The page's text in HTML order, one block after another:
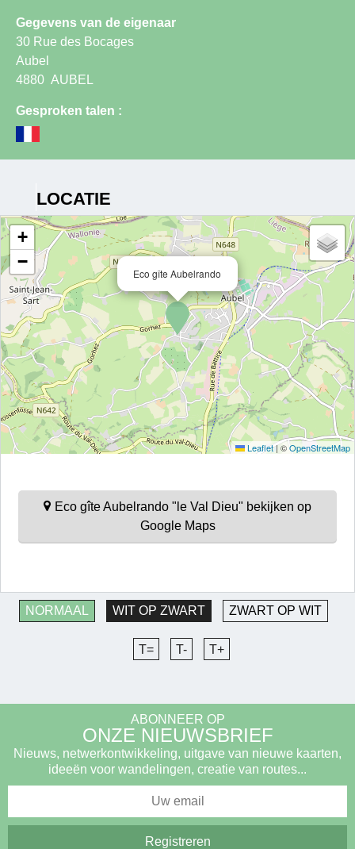
Gegevens van de eigenaar
30 Rue des Bocages
Aubel
4880 AUBEL
Gesproken talen :
LOCATIE
Eco gîte Aubelrando
+
−
Leaflet|©OpenStreetMap
Eco gîte Aubelrando "le Val Dieu" bekijken op
Google Maps
NORMAAL WIT OP ZWART ZWART OP WIT
T= T- T+
ABONNEER OP
ONZE NIEUWSBRIEF
Nieuws, netwerkontwikkeling, uitgave van nieuwe kaarten,
ideeën voor wandelingen, creatie van routes...